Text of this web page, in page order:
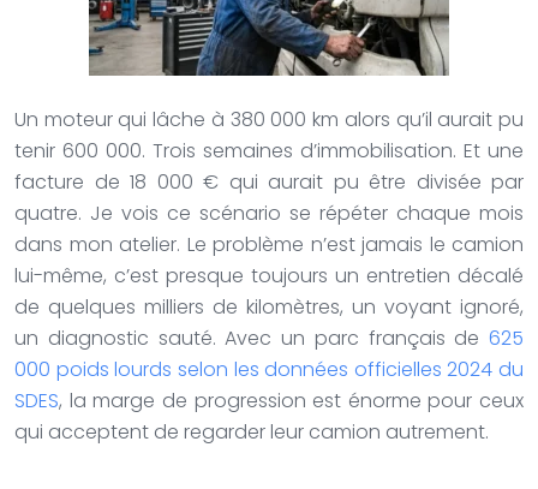
Un moteur qui lâche à 380 000 km alors qu’il aurait pu
tenir 600 000. Trois semaines d’immobilisation. Et une
facture de 18 000 € qui aurait pu être divisée par
quatre. Je vois ce scénario se répéter chaque mois
dans mon atelier. Le problème n’est jamais le camion
lui-même, c’est presque toujours un entretien décalé
de quelques milliers de kilomètres, un voyant ignoré,
un diagnostic sauté. Avec un parc français de 625
000 poids lourds selon les données officielles 2024 du
SDES, la marge de progression est énorme pour ceux
qui acceptent de regarder leur camion autrement.